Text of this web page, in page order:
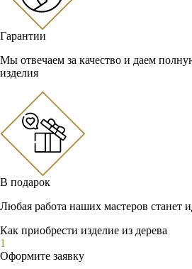
Гарантии
Мы отвечаем за качество и даем
изделия
В подарок
Любая работа наших мастеров станет
Как приобрести изделие из дерева
1
Оформите заявку